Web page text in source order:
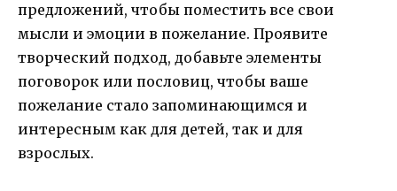
предложений, чтобы поместить все свои
мысли и эмоции в пожелание. Проявите
творческий подход, добавьте элементы
поговорок или пословиц, чтобы ваше
пожелание стало запоминающимся и
интересным как для детей, так и для
взрослых.